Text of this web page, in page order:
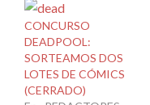
CONCURSO
DEADPOOL:
SORTEAMOS DOS
LOTES DE CÓMICS
(CERRADO)